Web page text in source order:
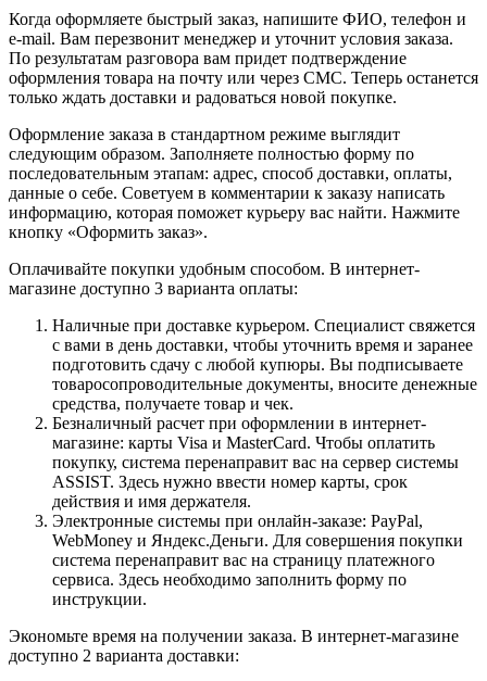
Когда оформляете быстрый заказ, напишите ФИО, телефон и
e-mail. Вам перезвонит менеджер и уточнит условия заказа.
По результатам разговора вам придет подтверждение
оформления товара на почту или через СМС. Теперь останется
только ждать доставки и радоваться новой покупке.
Оформление заказа в стандартном режиме выглядит
следующим образом. Заполняете полностью форму по
последовательным этапам: адрес, способ доставки, оплаты,
данные о себе. Советуем в комментарии к заказу написать
информацию, которая поможет курьеру вас найти. Нажмите
кнопку «Оформить заказ».
Оплачивайте покупки удобным способом. В интернет-
магазине доступно 3 варианта оплаты:
Наличные при доставке курьером. Специалист свяжется
с вами в день доставки, чтобы уточнить время и заранее
подготовить сдачу с любой купюры. Вы подписываете
товаросопроводительные документы, вносите денежные
средства, получаете товар и чек.
Безналичный расчет при оформлении в интернет-
магазине: карты Visa и MasterCard. Чтобы оплатить
покупку, система перенаправит вас на сервер системы
ASSIST. Здесь нужно ввести номер карты, срок
действия и имя держателя.
Электронные системы при онлайн-заказе: PayPal,
WebMoney и Яндекс.Деньги. Для совершения покупки
система перенаправит вас на страницу платежного
сервиса. Здесь необходимо заполнить форму по
инструкции.
Экономьте время на получении заказа. В интернет-магазине
доступно 2 варианта доставки: